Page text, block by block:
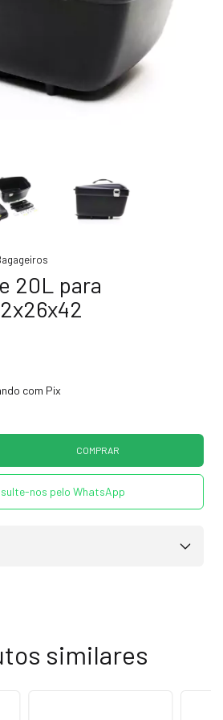
20L para
com Pix
nos pelo WhatsApp
similares